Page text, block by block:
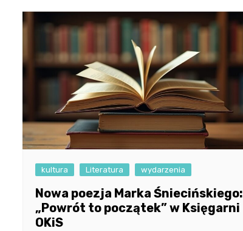
kultura Literatura wydarzenia
Nowa poezja Marka Śniecińskiego:
„Powrót to początek” w Księgarni
OKiS